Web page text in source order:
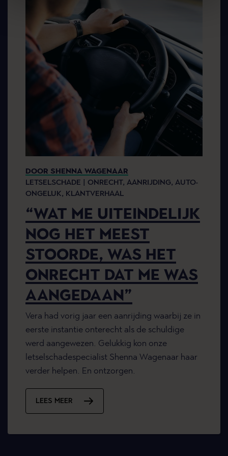
DOOR SHENNA WAGENAAR
LETSELSCHADE |
ONRECHT, AANRIJDING, AUTO-
ONGELUK, KLANTVERHAAL
“WAT ME UITEINDELIJK
NOG HET MEEST
STOORDE, WAS HET
ONRECHT DAT ME WAS
AANGEDAAN”
Vera had vorig jaar een aanrijding waarbij ze in
eerste instantie onterecht als de schuldige
werd aangewezen. Gelukkig kon onze
letselschadespecialist Shenna Wagenaar haar
verder helpen. En ontzorgen.
LEES MEER